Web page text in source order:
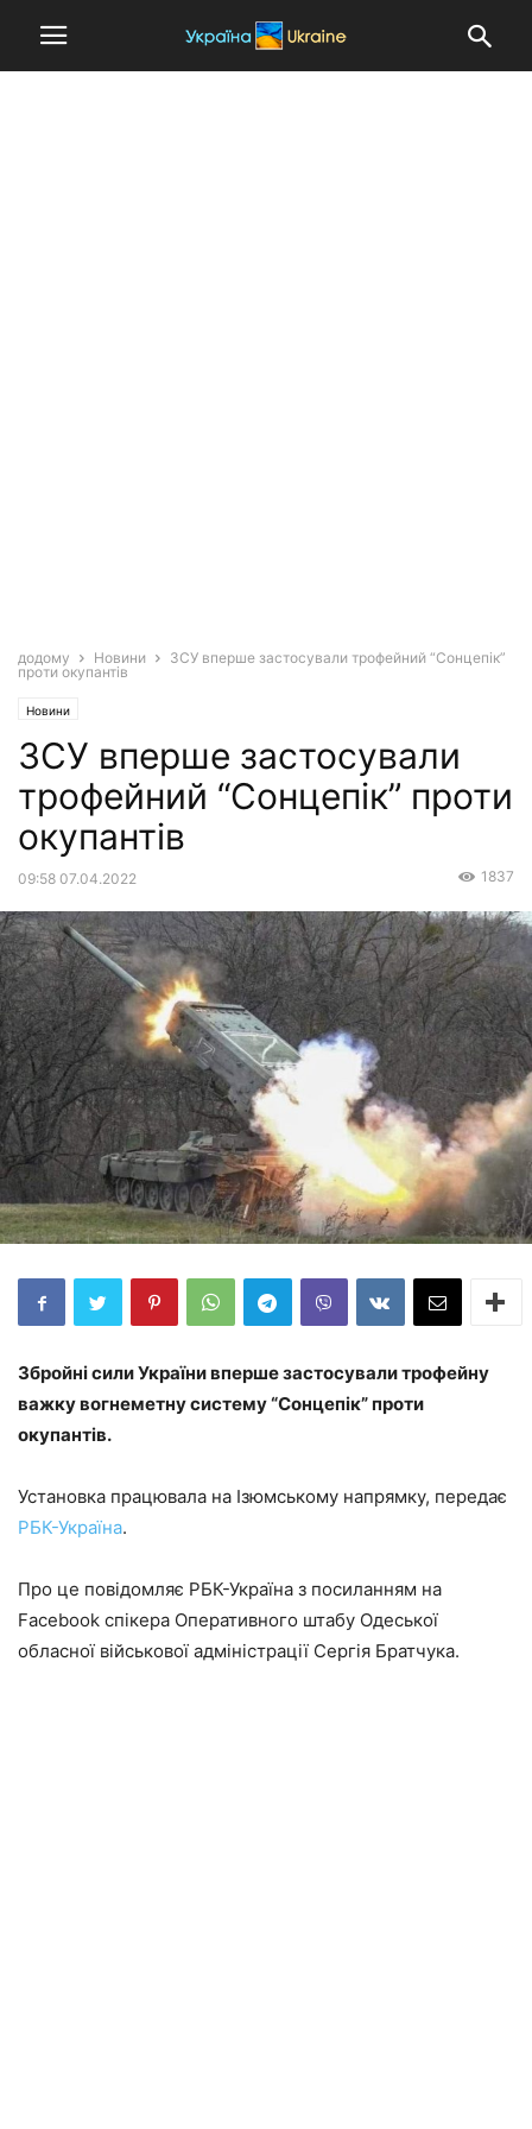
додому Новини
ЗСУ вперше застосували трофейний “Сонцепік”
проти окупантів
Новини
ЗСУ вперше застосували
трофейний “Сонцепік” проти
окупантів
09:58 07.04.2022 1837
Збройні сили України вперше застосували трофейну
важку вогнеметну систему “Сонцепік” проти
окупантів.
Установка працювала на Ізюмському напрямку, передає
РБК-Україна.
Про це повідомляє РБК-Україна з посиланням на
Facebook спікера Оперативного штабу Одеської
обласної військової адміністрації Сергія Братчука.